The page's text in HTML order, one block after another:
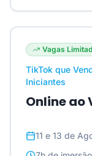
Vagas
TikTok que
Iniciantes
Online ao
11 e 13 de